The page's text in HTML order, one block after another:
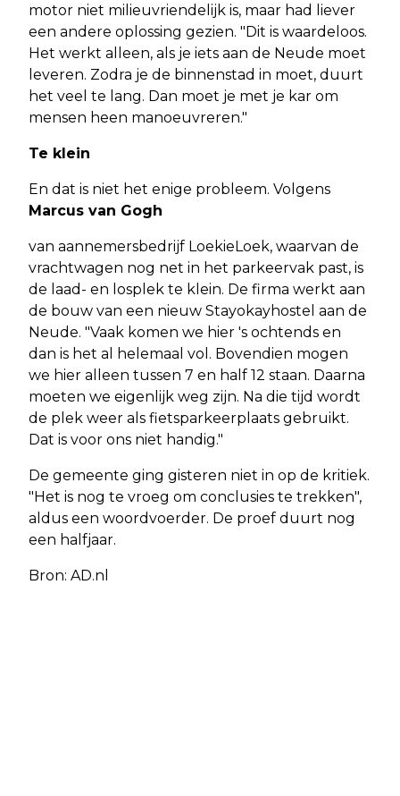
motor niet milieuvriendelijk is, maar had liever
een andere oplossing gezien. "Dit is waardeloos.
Het werkt alleen, als je iets aan de Neude moet
leveren. Zodra je de binnenstad in moet, duurt
het veel te lang. Dan moet je met je kar om
mensen heen manoeuvreren."
Te klein
En dat is niet het enige probleem. Volgens
Marcus van Gogh
van aannemersbedrijf LoekieLoek, waarvan de
vrachtwagen nog net in het parkeervak past, is
de laad- en losplek te klein. De firma werkt aan
de bouw van een nieuw Stayokayhostel aan de
Neude. "Vaak komen we hier 's ochtends en
dan is het al helemaal vol. Bovendien mogen
we hier alleen tussen 7 en half 12 staan. Daarna
moeten we eigenlijk weg zijn. Na die tijd wordt
de plek weer als fietsparkeerplaats gebruikt.
Dat is voor ons niet handig."
De gemeente ging gisteren niet in op de kritiek.
"Het is nog te vroeg om conclusies te trekken",
aldus een woordvoerder. De proef duurt nog
een halfjaar.
Bron: AD.nl